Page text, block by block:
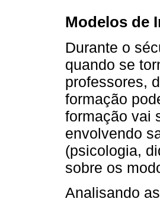
Modelos de
Durante o
quando se
professores,
formação
formação vai
envolvendo
(psicologia,
sobre os
Analisando